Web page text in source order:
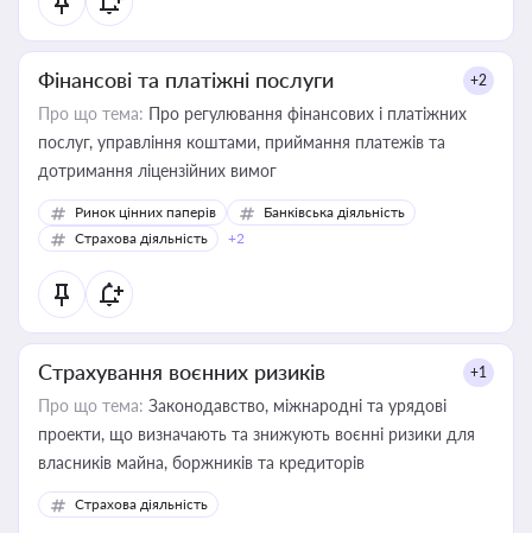
Фінансові та платіжні послуги +2
Про що тема: Про регулювання фінансових і платіжних
послуг, управління коштами, приймання платежів та
дотримання ліцензійних вимог
Ринок цінних паперів
Банківська діяльність
Страхова діяльність
+2
Страхування воєнних ризиків +1
Про що тема: Законодавство, міжнародні та урядові
проекти, що визначають та знижують воєнні ризики для
власників майна, боржників та кредиторів
Страхова діяльність